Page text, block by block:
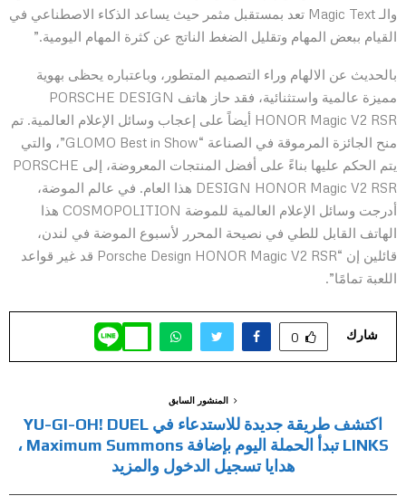
والـ Magic Text تعد بمستقبل مثمر حيث يساعد الذكاء الاصطناعي في
القيام ببعض المهام وتقليل الضغط الناتج عن كثرة المهام اليومية.”
بالحديث عن الالهام وراء التصميم المتطور، وباعتباره يحظى بهوية
مميزة عالمية واستثنائية، فقد حاز هاتف PORSCHE DESIGN
HONOR Magic V2 RSR أيضاً على إعجاب وسائل الإعلام العالمية. تم
منح الجائزة المرموقة في الصناعة “GLOMO Best in Show”، والتي
يتم الحكم عليها بناءً على أفضل المنتجات المعروضة، إلى PORSCHE
DESIGN HONOR Magic V2 RSR هذا العام. في عالم الموضة،
أدرجت وسائل الإعلام العالمية للموضة COSMOPOLITION هذا
الهاتف القابل للطي في نصيحة المحرر لأسبوع الموضة في لندن،
قائلين إن “Porsche Design HONOR Magic V2 RSR قد غير قواعد
اللعبة تمامًا”.
شارك 0
المنشور السابق
اكتشف طريقة جديدة للاستدعاء في YU-GI-OH! DUEL
LINKS تبدأ الحملة اليوم بإضافة Maximum Summons ،
هدايا تسجيل الدخول والمزيد